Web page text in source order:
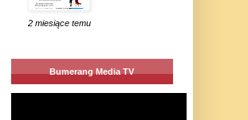
2 miesiące temu
Bumerang Media TV